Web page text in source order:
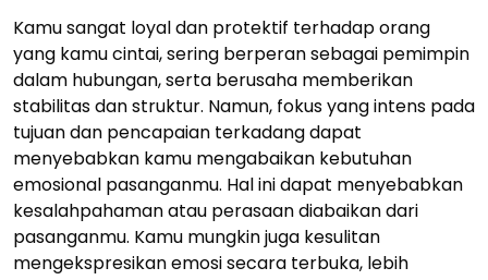
Kamu sangat loyal dan protektif terhadap orang
yang kamu cintai, sering berperan sebagai pemimpin
dalam hubungan, serta berusaha memberikan
stabilitas dan struktur. Namun, fokus yang intens pada
tujuan dan pencapaian terkadang dapat
menyebabkan kamu mengabaikan kebutuhan
emosional pasanganmu. Hal ini dapat menyebabkan
kesalahpahaman atau perasaan diabaikan dari
pasanganmu. Kamu mungkin juga kesulitan
mengekspresikan emosi secara terbuka, lebih